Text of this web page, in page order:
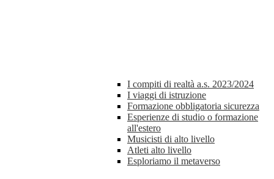
I compiti di realtà a.s. 2023/2024
I viaggi di istruzione
Formazione obbligatoria sicurezza
Esperienze di studio o formazione
all'estero
Musicisti di alto livello
Atleti alto livello
Esploriamo il metaverso